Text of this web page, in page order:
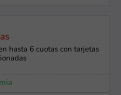
hasta 6 cuotas con tarjetas